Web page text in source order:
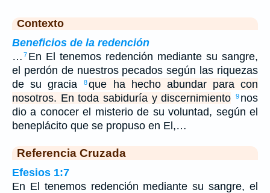
Contexto
Beneficios de la redención
… 7 En El tenemos redención mediante su sangre,
el perdón de nuestros pecados según las riquezas
de su gracia
8que ha hecho abundar para con
nosotros. En toda sabiduría y discernimiento
9 nos
dio a conocer el misterio de su voluntad, según el
beneplácito que se propuso en El,…
Referencia Cruzada
Efesios 1:7
En El tenemos redención mediante su sangre, el